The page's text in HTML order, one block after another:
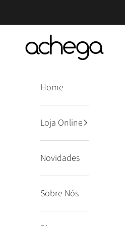
Achega Knitwear
Home
Loja Online
Novidades
Sobre Nós